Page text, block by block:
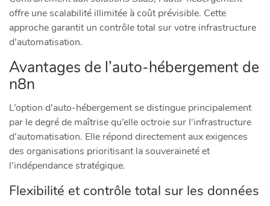
offre une scalabilité illimitée à coût prévisible. Cette
approche garantit un contrôle total sur votre infrastructure
d’automatisation.
Avantages de l’auto-hébergement de
n8n
L’option d’auto-hébergement se distingue principalement
par le degré de maîtrise qu’elle octroie sur l’infrastructure
d’automatisation. Elle répond directement aux exigences
des organisations prioritisant la souveraineté et
l’indépendance stratégique.
Flexibilité et contrôle total sur les données